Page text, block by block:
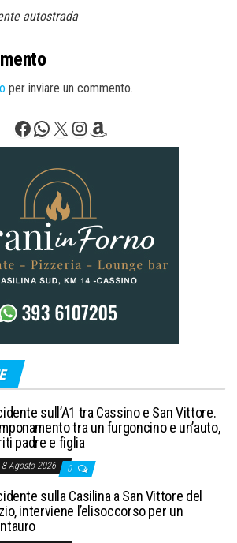
autostrada
per inviare un commento.
Facebook
WhatsApp
X Instagram
Amazon
sull’A1 tra Cassino e San Vittore.
tra un furgoncino e un’auto,
padre e figlia
8 Agosto 2026 0
sulla Casilina a San Vittore del
interviene l’elisoccorso per un